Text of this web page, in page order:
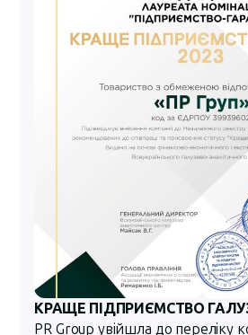
КРАЩЕ ПІДПРИЄМСТВО
PR Group увійшла до переліку